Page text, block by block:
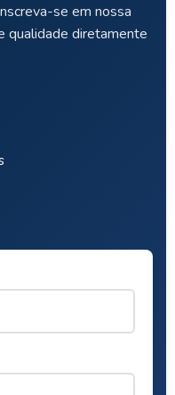
se em nossa
qualidade diretamente